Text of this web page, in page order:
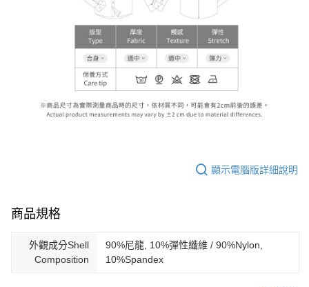
顯示電腦版詳細說明
商品規格
外觀成分Shell
Composition
90%尼龍, 10%彈性纖維 / 90%Nylon,
10%Spandex